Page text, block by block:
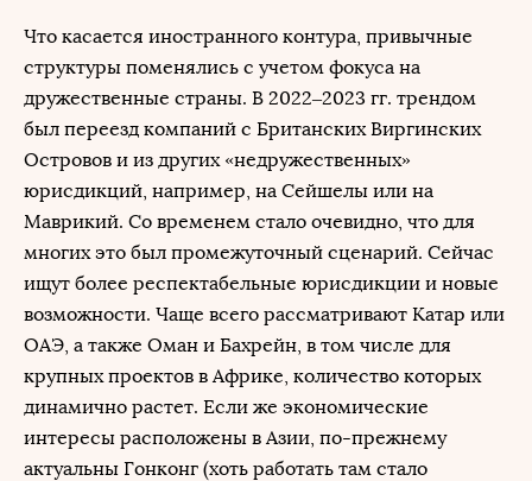
Что касается иностранного контура, привычные
структуры поменялись с учетом фокуса на
дружественные страны. В 2022–2023 гг. трендом
был переезд компаний с Британских Виргинских
Островов и из других «недружественных»
юрисдикций, например, на Сейшелы или на
Маврикий. Со временем стало очевидно, что для
многих это был промежуточный сценарий. Сейчас
ищут более респектабельные юрисдикции и новые
возможности. Чаще всего рассматривают Катар или
ОАЭ, а также Оман и Бахрейн, в том числе для
крупных проектов в Африке, количество которых
динамично растет. Если же экономические
интересы расположены в Азии, по-прежнему
актуальны Гонконг (хоть работать там стало